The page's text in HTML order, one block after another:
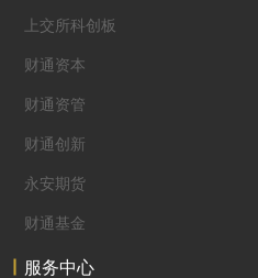
上交所科创板
财通资本
财通资管
财通创新
永安期货
财通基金
服务中心